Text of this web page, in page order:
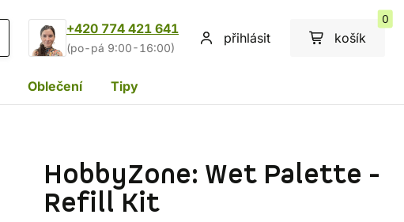
+420 774 421 641
(po-pá 9:00-16:00)
přihlásit košík
0
Oblečení Tipy
HobbyZone: Wet Palette -
Refill Kit